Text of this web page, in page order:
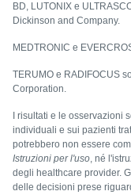
BD, LUTONIX e
Dickinson and Company.
MEDTRONIC e
TERUMO e RADIFOCUS
Corporation.
I risultati e le osservazioni
individuali e sui pazienti
potrebbero non essere
Istruzioni per l'uso, né
degli healthcare provider.
delle decisioni prese